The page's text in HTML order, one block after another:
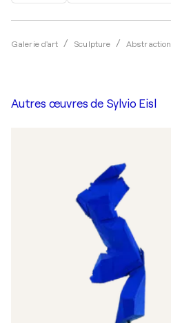
Galerie d'art Sculpture Abstraction
Autres œuvres de Sylvio Eisl